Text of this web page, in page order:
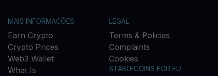
MAIS INFORMAÇÕES
Earn Crypto
Crypto Prices
Web3 Wallet
What Is
LEGAL
Terms & Policies
Complaints
Cookies
STABLECOINS FOR EU